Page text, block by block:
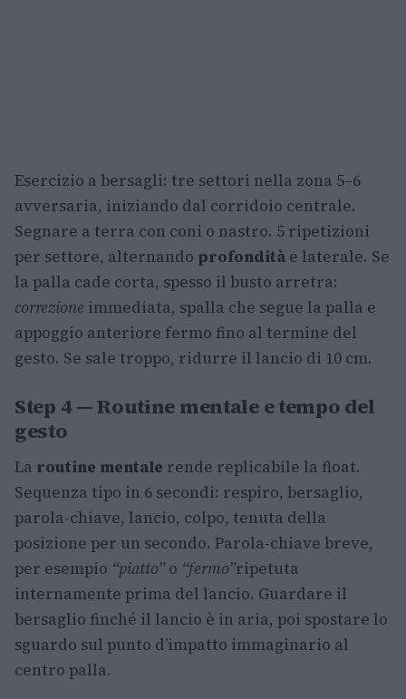
Esercizio a bersagli: tre settori nella zona 5–6
avversaria, iniziando dal corridoio centrale.
Segnare a terra con coni o nastro. 5 ripetizioni
per settore, alternando profondità e laterale. Se
la palla cade corta, spesso il busto arretra:
correzione immediata, spalla che segue la palla e
appoggio anteriore fermo fino al termine del
gesto. Se sale troppo, ridurre il lancio di 10 cm.
Step 4 — Routine mentale e tempo del
gesto
La routine mentale rende replicabile la float.
Sequenza tipo in 6 secondi: respiro, bersaglio,
parola-chiave, lancio, colpo, tenuta della
posizione per un secondo. Parola-chiave breve,
per esempio “piatto”o “fermo”ripetuta
internamente prima del lancio. Guardare il
bersaglio finché il lancio è in aria, poi spostare lo
sguardo sul punto d’impatto immaginario al
centro palla.